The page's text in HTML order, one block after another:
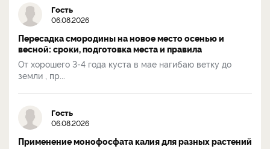
Гость
06.08.2026
Пересадка смородины на новое место осенью и
весной: сроки, подготовка места и правила
От хорошего 3-4 года куста в мае нагибаю ветку до
земли , пр...
Гость
06.08.2026
Применение монофосфата калия для разных растений